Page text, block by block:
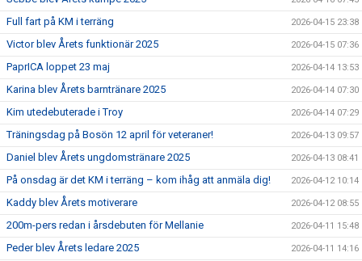
Full fart på KM i terräng 2026-04-15 23:38
Victor blev Årets funktionär 2025 2026-04-15 07:36
PaprICA loppet 23 maj 2026-04-14 13:53
Karina blev Årets barntränare 2025 2026-04-14 07:30
Kim utedebuterade i Troy 2026-04-14 07:29
Träningsdag på Bosön 12 april för veteraner! 2026-04-13 09:57
Daniel blev Årets ungdomstränare 2025 2026-04-13 08:41
På onsdag är det KM i terräng – kom ihåg att anmäla dig! 2026-04-12 10:14
Kaddy blev Årets motiverare 2026-04-12 08:55
200m-pers redan i årsdebuten för Mellanie 2026-04-11 15:48
Peder blev Årets ledare 2025 2026-04-11 14:16